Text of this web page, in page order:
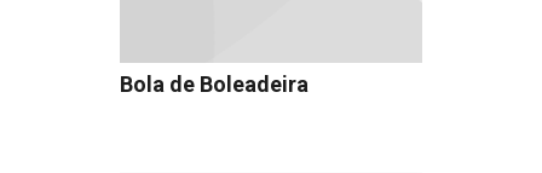
Bola de Boleadeira